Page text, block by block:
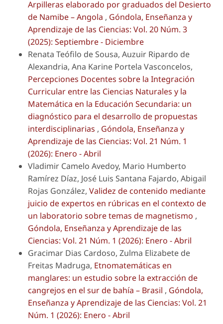
Arpilleras elaborado por graduados del Desierto
de Namibe – Angola , Góndola, Enseñanza y
Aprendizaje de las Ciencias: Vol. 20 Núm. 3
(2025): Septiembre - Diciembre
Renata Teófilo de Sousa, Auzuir Ripardo de
Alexandria, Ana Karine Portela Vasconcelos,
Percepciones Docentes sobre la Integración
Curricular entre las Ciencias Naturales y la
Matemática en la Educación Secundaria: un
diagnóstico para el desarrollo de propuestas
interdisciplinarias , Góndola, Enseñanza y
Aprendizaje de las Ciencias: Vol. 21 Núm. 1
(2026): Enero - Abril
Vladimir Camelo Avedoy, Mario Humberto
Ramírez Díaz, José Luis Santana Fajardo, Abigail
Rojas González, Validez de contenido mediante
juicio de expertos en rúbricas en el contexto de
un laboratorio sobre temas de magnetismo ,
Góndola, Enseñanza y Aprendizaje de las
Ciencias: Vol. 21 Núm. 1 (2026): Enero - Abril
Gracimar Dias Cardoso, Zulma Elizabete de
Freitas Madruga, Etnomatemáticas en
manglares: un estudio sobre la extracción de
cangrejos en el sur de bahía – Brasil , Góndola,
Enseñanza y Aprendizaje de las Ciencias: Vol. 21
Núm. 1 (2026): Enero - Abril